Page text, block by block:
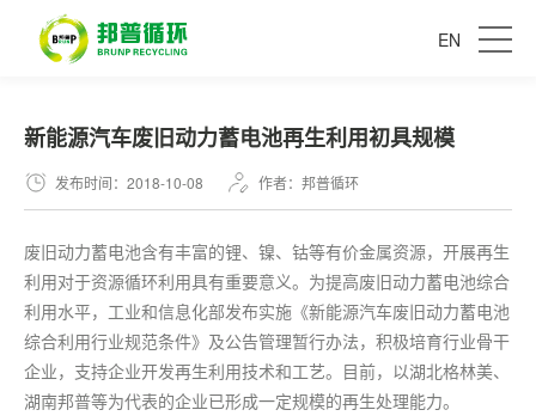
EN
新能源汽车废旧动力蓄电池再生利用初具规模
发布时间：2018-10-08 作者：邦普循环
废旧动力蓄电池含有丰富的锂、镍、钴等有价金属资源，开展再生
利用对于资源循环利用具有重要意义。为提高废旧动力蓄电池综合
利用水平，工业和信息化部发布实施《新能源汽车废旧动力蓄电池
综合利用行业规范条件》及公告管理暂行办法，积极培育行业骨干
企业，支持企业开发再生利用技术和工艺。目前，以湖北格林美、
湖南邦普等为代表的企业已形成一定规模的再生处理能力。